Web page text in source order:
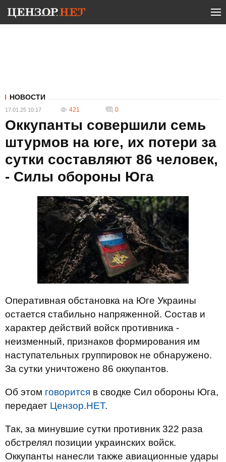
НОВОСТИ
17.01.25 10:17 421 0
Оккупанты совершили семь
штурмов на юге, их потери за
сутки составляют 86 человек,
- Силы обороны Юга
Оперативная обстановка на Юге Украины
остается стабильно напряженной. Состав и
характер действий войск противника -
неизменный, признаков формирования им
наступательных группировок не обнаружено.
За сутки уничтожено 86 оккупантов.
Об этом говорится в сводке Сил обороны Юга,
передает Цензор.НЕТ.
Так, за минувшие сутки противник 322 раза
обстрелял позиции украинских войск.
Оккупанты нанесли также авиационные удары